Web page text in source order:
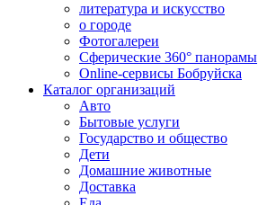
литература и искусство
о городе
Фотогалереи
Сферические 360° панорамы
Online-сервисы Бобруйска
Каталог организаций
Авто
Бытовые услуги
Государство и общество
Дети
Домашние животные
Доставка